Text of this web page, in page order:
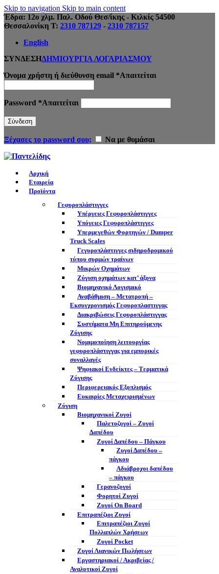
Skip to navigation Skip to main content
Έδρα: 12ο χλμ. Παλ. Οδού Θεσ/ίκης - Κιλκίς 54500
Θεσσαλονίκη Τ: 2310 787129 - 2310 787157
English
ΣΥΝΔΕΣΗΔΗΜΙΟΥΡΓΙΑ ΛΟΓΑΡΙΑΣΜΟΥ
Όνομα χρήστη ή διεύθυνση email *Απαιτείται
Password *Απαιτείται
Σύνδεση
Ξέχασες το password σου; Να με θυμάσαι
Αρχική
Εταιρεία
Προϊόντα
Γεφυροπλάστιγγες
Υπέργειες Γεφυροπλάστιγγες
Υπόγειες Γεφυροπλάστιγγες
Υπερμεγεθών Φορτηγών / Dumper
Truck Scales
Γεγυροπλάστιγγες σιδηροδρομικού
τύπου συρμών τραίνων
Μικρών Οχημάτων
Ζύγιση οχημάτων κατ’ άξονα
Βιομηχανικό Λογισμικό
Αναβάθμιση – Μετατροπή –
Εκσυγχρονισμός Γεφυροπλαστιγγας
Διακριβώσεις Γεφυροπλάστιγγας
Συστήματα Μη Επιτηρούμενης
Ζύγισης
Νομιμοποίηση λειτουργίας
γεφυροπλάστιγγας για εμπορικές
συναλλαγές
Ψηφιακοί Ενδείκτες – Tερματικά
Ζύγισης
Περιφερειακός Εξοπλισμός
Ευκαιρίες Μεταχειρισμένων
Ζύγιση
Βιομηχανικοί Ζυγοί
Παλετοζυγοί – Ζυγοί
Δαπέδου
Ζυγοί Δαπέδου – Πάγκου
Ζυγοί Δαπέδου –
πάγκου
Αδιάβροχοι δαπέδου
– πάγκου
Γερανοζυγοί
Φορητοί Ζυγοί
Ζυγοί On Board
Επιτραπέζιοι Ζυγοί
Επιτραπέζιοι Ζυγοί
Πολλαπλών Χρήσεων
Ζυγοί Pocket
Ζυγοί Λιανικών Πωλήσεων
Εργαστηριακοί / Ακριβείας /
Αναλυτικοί Ζυγοί